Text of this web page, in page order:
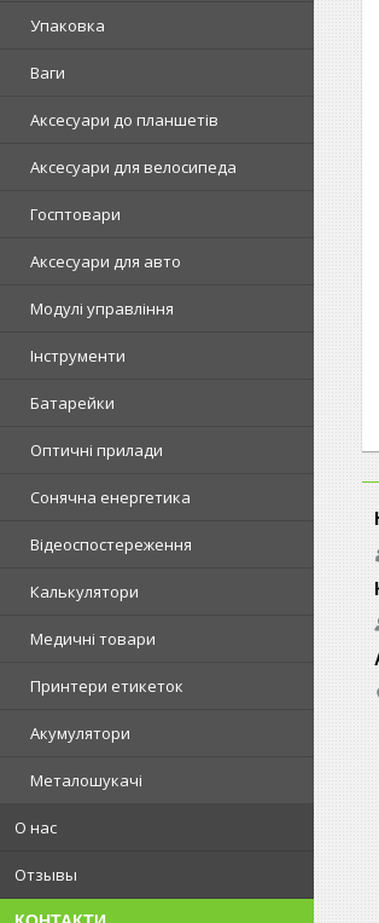
Упаковка
Ваги
Аксесуари до планшетів
Аксесуари для велосипеда
Госптовари
Аксесуари для авто
Модулі управління
Інструменти
Батарейки
Оптичні прилади
Сонячна енергетика
Відеоспостереження
Калькулятори
Медичні товари
Принтери етикеток
Акумулятори
Металошукачі
О нас
Отзывы